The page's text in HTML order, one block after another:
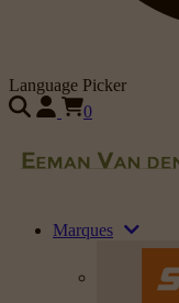
Language Picker
0
Marques